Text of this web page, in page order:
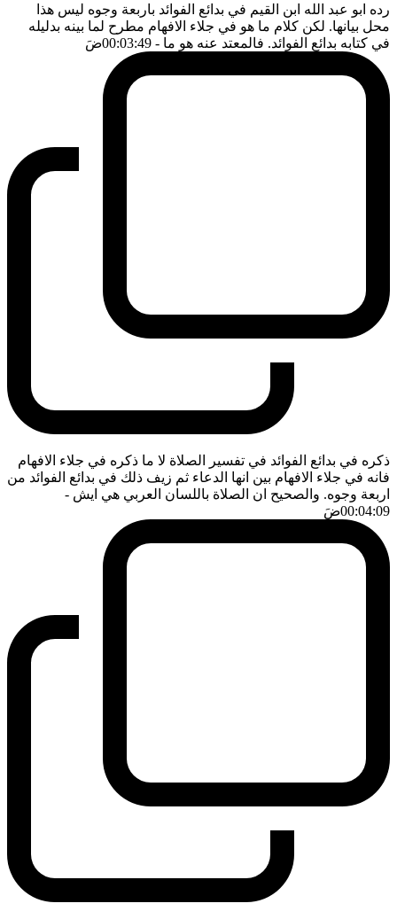
رده ابو عبد الله ابن القيم في بدائع الفوائد باربعة وجوه ليس هذا
محل بيانها. لكن كلام ما هو في جلاء الافهام مطرح لما بينه بدليله
في كتابه بدائع الفوائد. فالمعتد عنه هو ما - 00:03:49 ضَ
ذكره في بدائع الفوائد في تفسير الصلاة لا ما ذكره في جلاء الافهام
فانه في جلاء الافهام بين انها الدعاء ثم زيف ذلك في بدائع الفوائد من
اربعة وجوه. والصحيح ان الصلاة باللسان العربي هي ايش -
00:04:09ضَ